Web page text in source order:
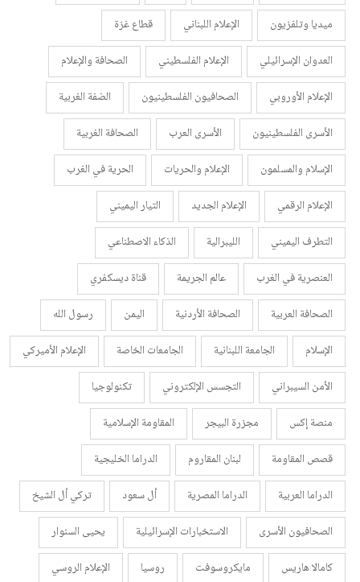
ميديا وتلفزيون
الإعلام اللبناني
قطاع غزة
العدوان الإسرائيلي
الإعلام الفلسطيني
الصحافة والإعلام
الإعلام الأوروبي
الصحافيون الفلسطينيون
الضفة الغربية
الأسرى الفلسطينيون
الأسرى العرب
الصحافة الغربية
الإسلام والمسلمون
الإعلام والحريات
الحرية في الغرب
الإعلام الرقمي
الإعلام الجديد
التيار اليميني
التطرف اليميني
الليبرالية
الذكاء الاصطناعي
العنصرية في الغرب
عالم الجريمة
قناة ديسكفري
الصحافة العربية
الصحافة الأردنية اليمن
رسول الله
الإسلام
الجامعة اللبنانية الجامعات الخاصة
الإعلام الأميركي
الأمن السيبراني
التجسس الإلكتروني
تكنولوجيا
منصة إكس
مجزرة البيجر
المقاومة الإسلامية
قصص المقاومة
لبنان المقاروم
الدراما الخليجية
الدراما العربية
الدراما المصرية أل سعود
تركي أل الشيخ
الصحافيون الأسرى
الاستخبارات الإسرائيلية
يحيى السنوار
كامالا هاريس
مايكروسوفت روسيا الإعلام الروسي